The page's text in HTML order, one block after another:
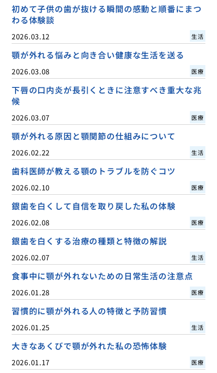
初めて子供の歯が抜ける瞬間の感動と順番にまつ
わる体験談
2026.03.12 生活
顎が外れる悩みと向き合い健康な生活を送る
2026.03.08 医療
下唇の口内炎が長引くときに注意すべき重大な兆
候
2026.03.07 医療
顎が外れる原因と顎関節の仕組みについて
2026.02.22 生活
歯科医師が教える顎のトラブルを防ぐコツ
2026.02.10 医療
銀歯を白くして自信を取り戻した私の体験
2026.02.08 医療
銀歯を白くする治療の種類と特徴の解説
2026.02.07 生活
食事中に顎が外れないための日常生活の注意点
2026.01.28 医療
習慣的に顎が外れる人の特徴と予防習慣
2026.01.25 生活
大きなあくびで顎が外れた私の恐怖体験
2026.01.17 医療